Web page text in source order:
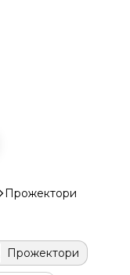
Прожектори
Прожектори